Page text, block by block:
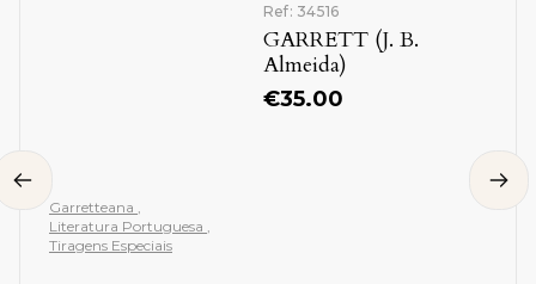
Ref: 34516
GARRETT (J. B.
Almeida)
€35.00
Garretteana
Literatura Portuguesa
Tiragens Especiais